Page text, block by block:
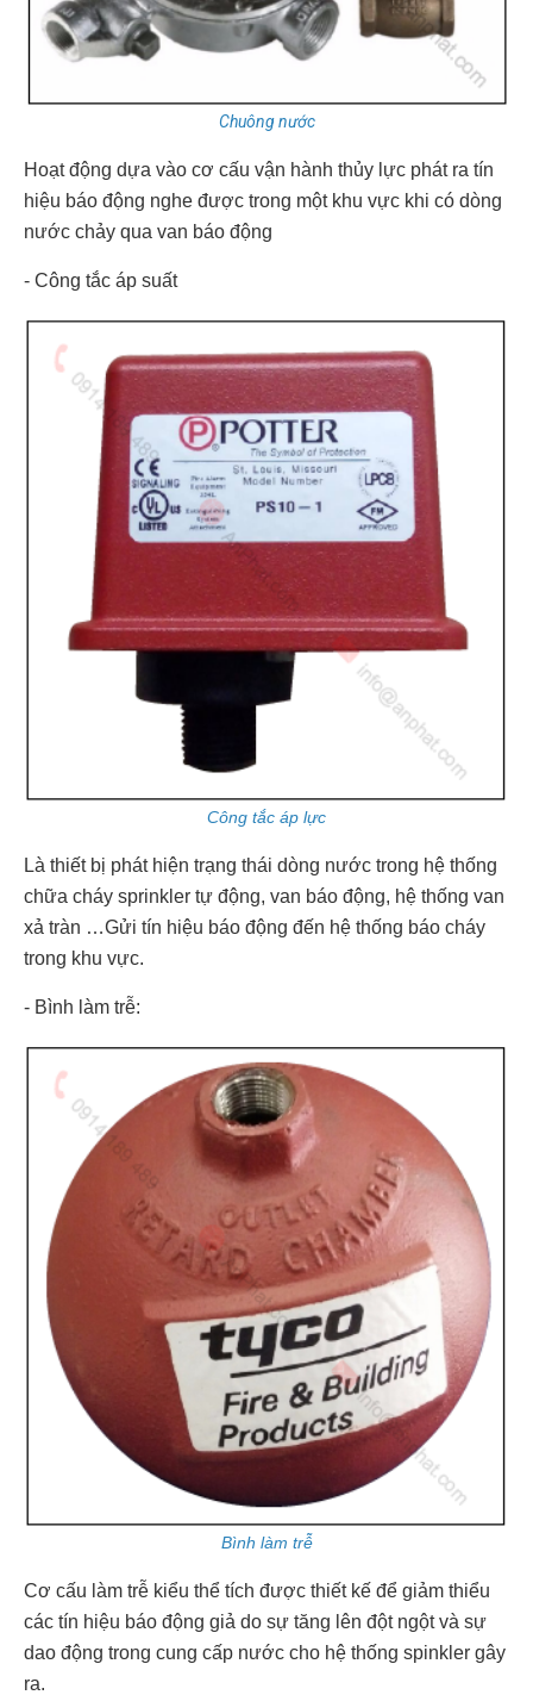
Chuông nước
Hoạt động dựa vào cơ cấu vận hành thủy lực phát ra tín
hiệu báo động nghe được trong một khu vực khi có dòng
nước chảy qua van báo động
- Công tắc áp suất
Công tắc áp lực
Là thiết bị phát hiện trạng thái dòng nước trong hệ thống
chữa cháy sprinkler tự động, van báo động, hệ thống van
xả tràn …Gửi tín hiệu báo động đến hệ thống báo cháy
trong khu vực.
- Bình làm trễ:
Bình làm trễ
Cơ cấu làm trễ kiểu thể tích được thiết kế để giảm thiểu
các tín hiệu báo động giả do sự tăng lên đột ngột và sự
dao động trong cung cấp nước cho hệ thống spinkler gây
ra.